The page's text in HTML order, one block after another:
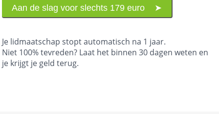
Je lidmaatschap stopt automatisch na 1 jaar.
Niet 100% tevreden? Laat het binnen 30 dagen weten en
je krijgt je geld terug.